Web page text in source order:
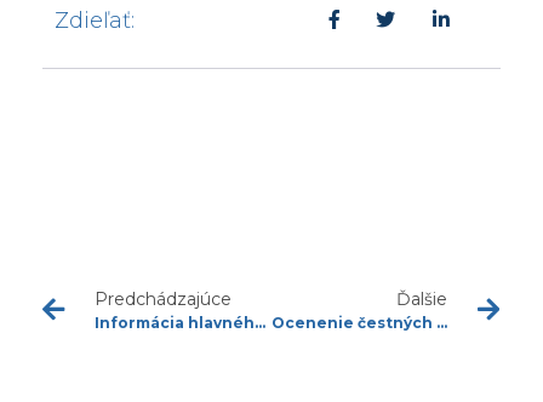
Zdieľať:
Predchádzajúce
Informácia hlavného odborníka MZ SR pre urológiu
Ďalšie
Ocenenie čestných členov SUS